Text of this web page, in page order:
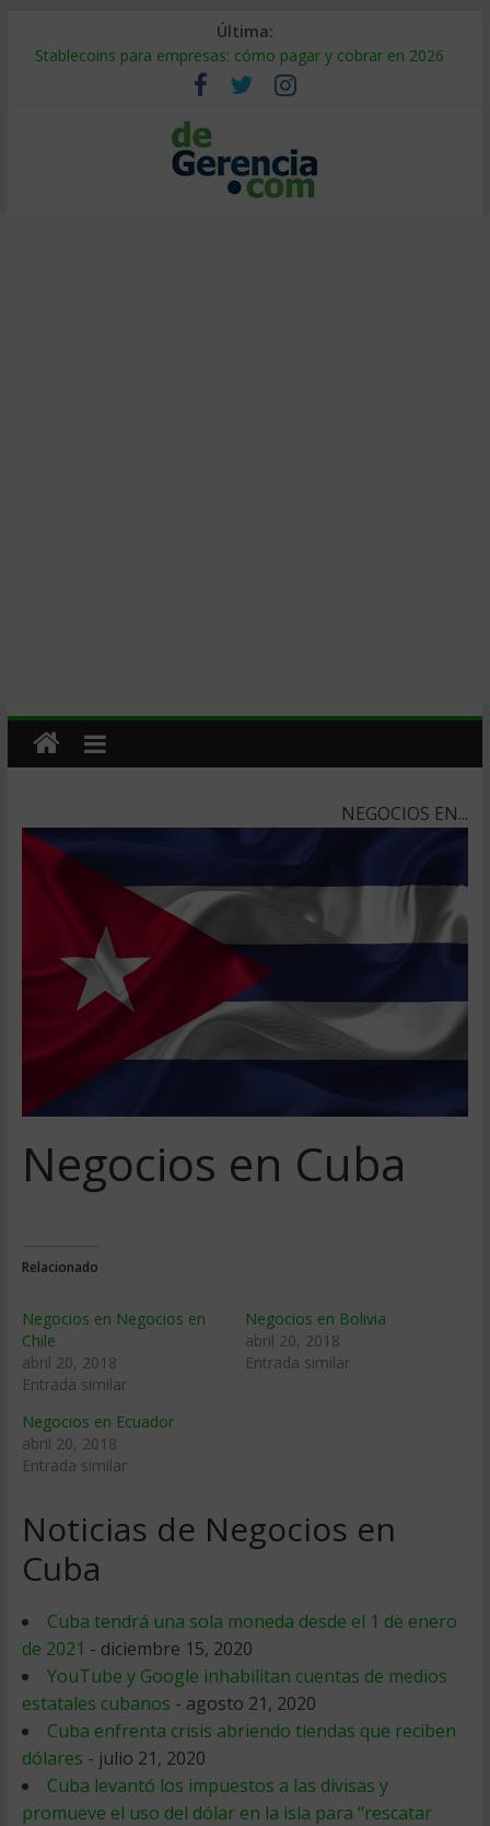
Última:
Stablecoins para empresas: cómo pagar y cobrar en 2026
Despido silencioso: qué es y por qué sale tan caro
IA en selección de personal: cómo auditarla a tiempo
Trabajo forzoso en la cadena de suministro: qué hacer
Mercado hispano de EE. UU.: cómo segmentarlo y venderle
NEGOCIOS EN...
Negocios en Cuba
Relacionado
Negocios en Negocios en
Chile
abril 20, 2018
Entrada similar
Negocios en Bolivia
abril 20, 2018
Entrada similar
Negocios en Ecuador
abril 20, 2018
Entrada similar
Noticias de Negocios en
Cuba
Cuba tendrá una sola moneda desde el 1 de enero
de 2021 - diciembre 15, 2020
YouTube y Google inhabilitan cuentas de medios
estatales cubanos - agosto 21, 2020
Cuba enfrenta crisis abriendo tiendas que reciben
dólares - julio 21, 2020
Cuba levantó los impuestos a las divisas y
promueve el uso del dólar en la isla para “rescatar